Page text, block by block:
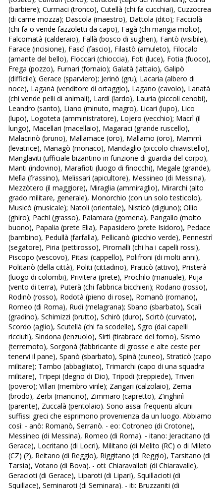
(barbiere); Curmaci (tronco), Cutellà (chi fa cucchiai), Cuzzocrea
(di carne mozza); Dascola (maestro), Dattola (dito); Facciolà
(chi fa o vende fazzoletti da capo), Fagà (chi mangia molto),
Falcomatà (calderaio), Fallà (bosco di sugheri), Fantò (visibile),
Farace (incisione), Fascì (fascio), Filastò (amuleto), Filocalo
(amante del bello), Floccari (chioccia), Foti (luce), Fotia (fuoco),
Frega (pozzo), Furnari (fornaio); Galatà (lattaio), Galipò
(difficile); Gerace (sparviero); Jerinò (gru); Lacaria (albero di
noce), Laganà (venditore di ortaggio), Lagano (cavolo), Lanatà
(chi vende pelli di animali), Lardì (lardo), Lauria (piccoli cenobi),
Leandro (santo), Liano (minuto, magro), Licari (lupo), Lico
(lupo), Logoteta (amministratore), Lojero (vecchio); Macrì (il
lungo), Macellari (macellaio), Magaraci (grande ruscello),
Malacrinò (bruno), Mallamace (oro), Mallamo (oro), Mammì
(levatrice), Managò (monaco), Mandaglio (piccolo chiavistello),
Manglaviti (ufficiale bizantino in funzione di guardia del corpo),
Manti (indovino), Marafioti (luogo di finocchi), Megale (grande),
Melìa (frassino), Melissari (apicultore), Messineo (di Messina),
Mezzòtero (il maggiore), Miraglia (ammiraglio), Mirarchi (alto
grado militare, generale), Monorchio (con un solo testicolo),
Musicò (musicale); Natoli (orientale), Nisticò (digiuno); Ollìo
(ghiro); Pachì (grasso), Palamara (gomena), Pangallo (molto
buono), Papalia (prete Elia), Papasidero (prete Isidoro), Pedace
(bambino), Pedullà (farfalla), Pellicanò (picchio verde), Pennestrì
(segatore), Piria (pettirosso), Piromalli (chi ha i capelli rossi),
Piscopo (vescovo), Pitasi (cappello), Polifroni (di molti anni),
Politanò (della città), Politi (cittadino), Praticò (attivo), Pristerà
(luogo di colombi), Privitera (prete), Prochilo (manuale), Puja
(vento di terra), Puterà (chi fabbrica bicchieri); Rodano (rosso),
Rodinò (rosso), Rodotà (pieno di rose), Romanò (romano),
Romeo (di Roma), Rudi (melagrana); Sbano (sbarbato), Scalì
(gradino), Schimizzi (brutto), Schirò (duro), Scirtò (curvato),
Scordo (aglio), Scutellà (chi fa scodelle), Sgro (dai capelli
ricciuti), Sindona (lenzuolo), Sirti (tirabrace del forno), Sismo
(terremoto), Sorgonà (fabbricante di grosse e alte ceste per
tenervi il pane), Spanò (sbarbato), Spinà (cuneo), Straticò (capo
militare); Tambo (abbagliato), Trimarchi (capo di una squadra
militare), Tripepi (degno di Dio), Tripodi (treppiede), Triveri
(povero); Villari (membro virile); Zangari (calzolaio), Zema
(brodo), Zerbi (mancino), Zimmaro (capretto), Z’inghinì
(parente), Zuccalà (pentolaio). Sono assai frequenti alcuni
suffissi greci che esprimono provenienza da un luogo. Abbiamo
così: - anò: Romanò, Serranò. - eo: Cotroneo (di Crotone),
Messineo (di Messina), Romeo (di Roma). - itano: Jeracitano (di
Gerace), Locritano (di Locri), Militano (di Melito (RC) o di Mileto
(CZ) (?), Reitano (di Reggio), Riggitano (di Reggio), Tarsitano (di
Tarsia), Votano (di Bova). - oti: Chiaravalloti (di Chiaravalle),
Geracioti (di Gerace), Liparoti (di Lipari), Squillacioti (di
Squillace), Seminaroti (di Seminara). - iti: Bruzzaniti (di